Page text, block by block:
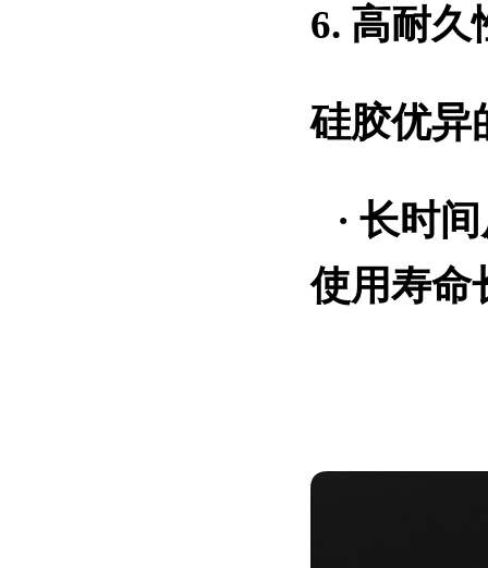
6. 高耐久
硅胶优异
· 长时
使用寿命